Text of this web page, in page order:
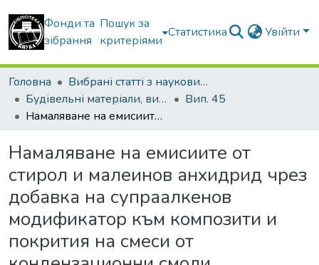
Фонди та
зібрання
Пошук за
критеріями
Статистика Увійти
Головна
Вибрані статті з наукових збірників КНУБА
Будівельні матеріали, вироби та санітарна техніка
Вип. 45
Намаляване на емисиите от стирол и малеинов анхидрид чрез добавка на супраалкенов модификатор към композити и покрития на смеси от кондензационни смоли
Намаляване на емисиите от
стирол и малеинов анхидрид чрез
добавка на супраалкенов
модификатор към композити и
покрития на смеси от